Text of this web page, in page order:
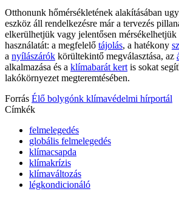
Otthonunk hőmérsékletének alakításában
eszköz áll rendelkezésre már a tervezés
elkerülhetjük vagy jelentősen mérsékelhetjük
használatát: a megfelelő tájolás, a hatékony
a nyílászárók körültekintő megválasztása, az
alkalmazása és a klímabarát kert is sokat
lakókörnyezet megteremtésében.
Forrás Élő bolygónk klímavédelmi hírportál
Címkék
felmelegedés
globális felmelegedés
klímacsapda
klímakrízis
klímaváltozás
légkondicionáló